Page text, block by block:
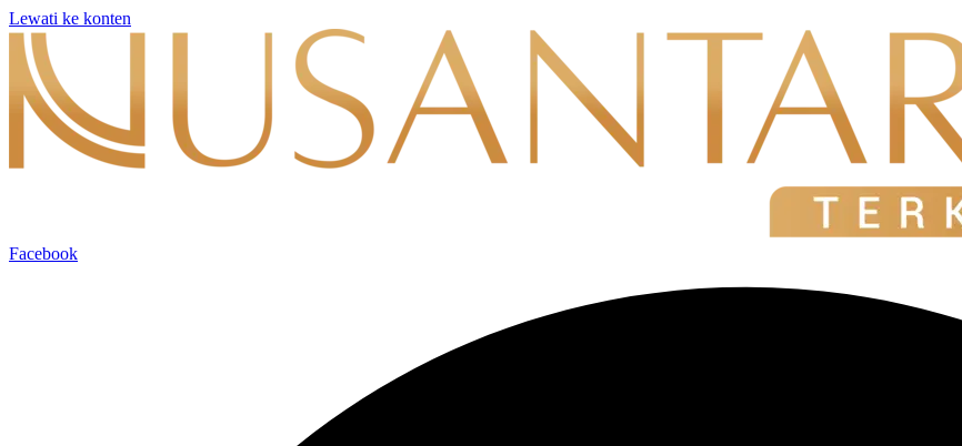
Lewati ke konten
Facebook